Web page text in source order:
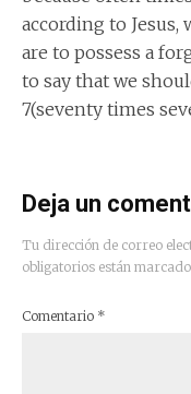
according to Jesus,
are to possess a
to say that we
7(seventy times
Deja un
Tu dirección de correo
obligatorios están
Comentario *